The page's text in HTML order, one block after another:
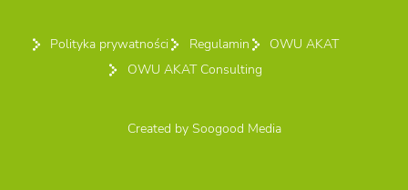
Polityka prywatności Regulamin
OWU AKAT
OWU AKAT Consulting
Created by Soogood Media